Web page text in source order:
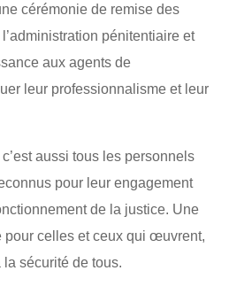
cérémonie de remise des
pénitentiaire et
aux agents de
leur professionnalisme et leur
aussi tous les personnels
pour leur engagement
de la justice. Une
pour celles et ceux qui œuvrent,
la sécurité de tous.